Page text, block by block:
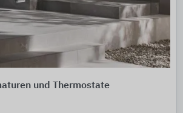
und Thermostate